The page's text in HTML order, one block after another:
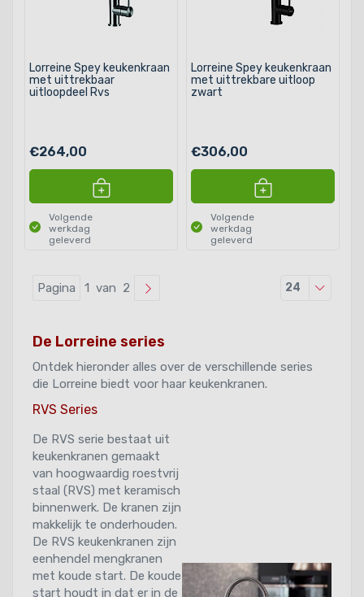
Lorreine Spey keukenkraan
met uittrekbaar
uitloopdeel Rvs
€264,00
Volgende
werkdag
geleverd
Lorreine Spey keukenkraan
met uittrekbare uitloop
zwart
€306,00
Volgende
werkdag
geleverd
24
Pagina 1 van 2
De Lorreine series
Ontdek hieronder alles over de verschillende series
die Lorreine biedt voor haar keukenkranen.
RVS Series
De RVS serie bestaat uit
keukenkranen gemaakt
van hoogwaardig roestvrij
staal (RVS) met keramisch
binnenwerk. De kranen zijn
makkelijk te onderhouden.
De RVS keukenkranen zijn
eenhendel mengkranen
met koude start. De koude
start houdt in dat er in de